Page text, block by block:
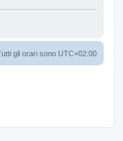
gli orari sono UTC+02:00